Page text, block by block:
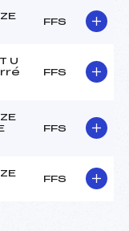
FFS
U
FFS
FFS
FFS